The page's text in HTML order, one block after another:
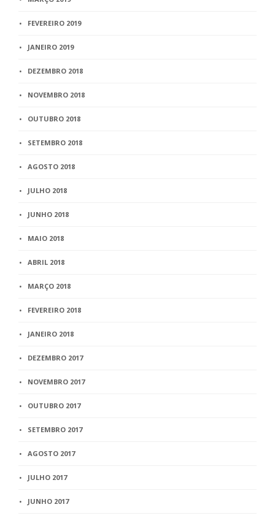
FEVEREIRO 2019
JANEIRO 2019
DEZEMBRO 2018
NOVEMBRO 2018
OUTUBRO 2018
SETEMBRO 2018
AGOSTO 2018
JULHO 2018
JUNHO 2018
MAIO 2018
ABRIL 2018
MARÇO 2018
FEVEREIRO 2018
JANEIRO 2018
DEZEMBRO 2017
NOVEMBRO 2017
OUTUBRO 2017
SETEMBRO 2017
AGOSTO 2017
JULHO 2017
JUNHO 2017